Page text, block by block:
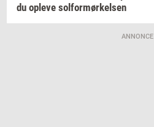
du op­le­ve sol­for­mør­kel­sen
ANNONCE